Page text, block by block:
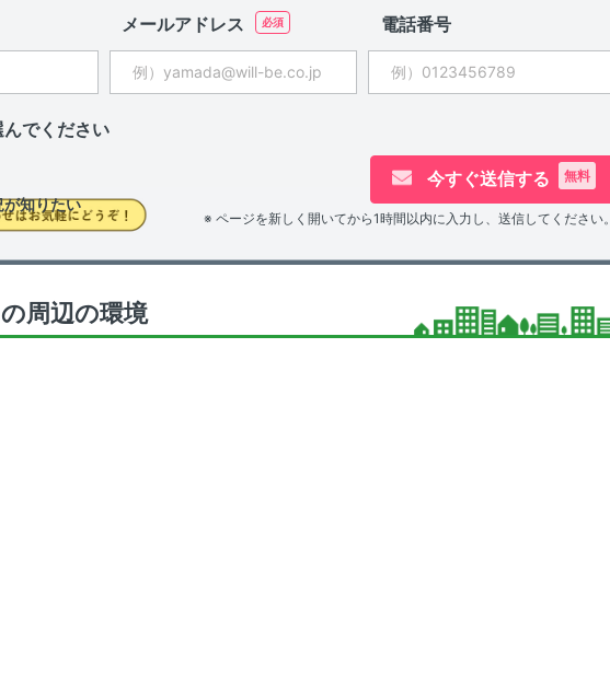
メールアドレス 電話番号
でください
知りたい
今すぐ送信する 無料
※ ページを新しく開いてから1時間以内に入力し、送信してください。
周辺の環境